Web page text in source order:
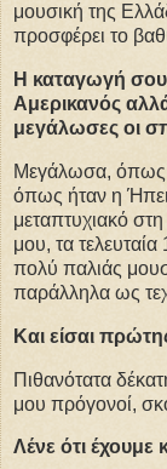
μουσική της
προσφέρει το
Η καταγωγή σου
Αμερικανός
μεγάλωσες οι
Μεγάλωσα, όπως
όπως ήταν η
μεταπτυχιακό
μου, τα
πολύ παλιάς
παράλληλα ως
Και είσαι
Πιθανότατα
μου πρόγονοί,
Λένε ότι έχουμε